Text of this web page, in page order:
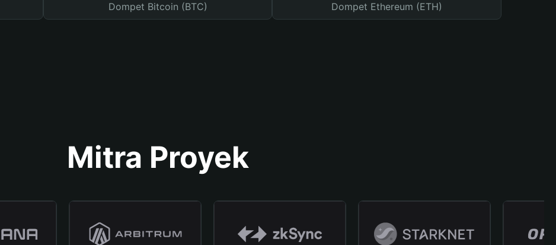
Dompet Bitcoin (BTC) Dompet Ethereum (ETH)
Mitra Proyek